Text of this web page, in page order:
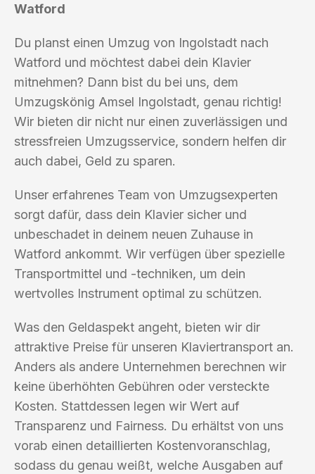
Watford
Du planst einen Umzug von Ingolstadt nach
Watford und möchtest dabei dein Klavier
mitnehmen? Dann bist du bei uns, dem
Umzugskönig Amsel Ingolstadt, genau richtig!
Wir bieten dir nicht nur einen zuverlässigen und
stressfreien Umzugsservice, sondern helfen dir
auch dabei, Geld zu sparen.
Unser erfahrenes Team von Umzugsexperten
sorgt dafür, dass dein Klavier sicher und
unbeschadet in deinem neuen Zuhause in
Watford ankommt. Wir verfügen über spezielle
Transportmittel und -techniken, um dein
wertvolles Instrument optimal zu schützen.
Was den Geldaspekt angeht, bieten wir dir
attraktive Preise für unseren Klaviertransport an.
Anders als andere Unternehmen berechnen wir
keine überhöhten Gebühren oder versteckte
Kosten. Stattdessen legen wir Wert auf
Transparenz und Fairness. Du erhältst von uns
vorab einen detaillierten Kostenvoranschlag,
sodass du genau weißt, welche Ausgaben auf